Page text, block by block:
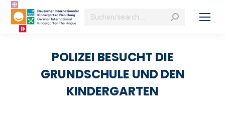
Search:
POLIZEI BESUCHT DIE
GRUNDSCHULE UND DEN
KINDERGARTEN